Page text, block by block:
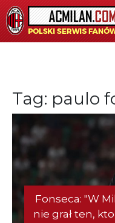
Tag: paulo
Fonseca: "W
nie grał ten,